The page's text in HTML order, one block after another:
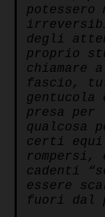
potessero
degli
proprio
chiamare
fascio,
gentucola
presa per
qualcosa
certi
rompersi,
cadenti
essere
fuori dal